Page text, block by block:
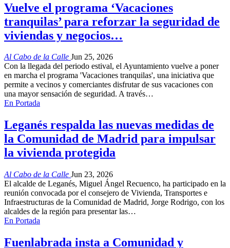
Vuelve el programa ‘Vacaciones
tranquilas’ para reforzar la seguridad de
viviendas y negocios…
Al Cabo de la Calle Jun 25, 2026
Con la llegada del periodo estival, el Ayuntamiento vuelve a poner
en marcha el programa 'Vacaciones tranquilas', una iniciativa que
permite a vecinos y comerciantes disfrutar de sus vacaciones con
una mayor sensación de seguridad. A través…
En Portada
Leganés respalda las nuevas medidas de
la Comunidad de Madrid para impulsar
la vivienda protegida
Al Cabo de la Calle Jun 23, 2026
El alcalde de Leganés, Miguel Ángel Recuenco, ha participado en la
reunión convocada por el consejero de Vivienda, Transportes e
Infraestructuras de la Comunidad de Madrid, Jorge Rodrigo, con los
alcaldes de la región para presentar las…
En Portada
Fuenlabrada insta a Comunidad y